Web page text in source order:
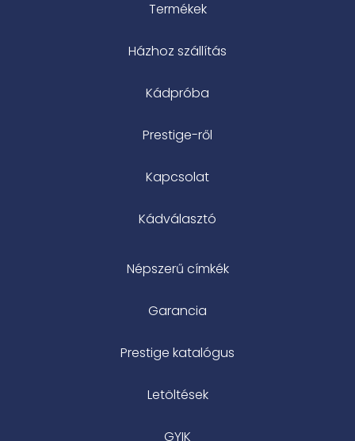
Termékek
Házhoz szállítás
Kádpróba
Prestige-ről
Kapcsolat
Kádválasztó
Népszerű címkék
Garancia
Prestige katalógus
Letöltések
GYIK